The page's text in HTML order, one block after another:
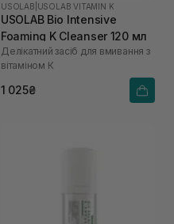
USOLAB USOLAB VITAMIN K
USOLAB Bio Intensive
Foaming K Cleanser 120 мл
Делікатний засіб для вмивання з
вітаміном К
1 025₴